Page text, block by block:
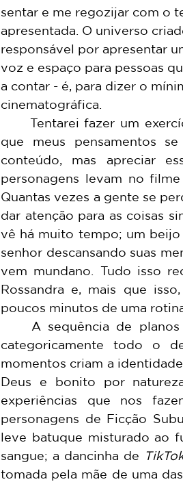
sentar e me regozijar com o
apresentada. O universo
responsável por apresentar
voz e espaço para pessoas
a contar - é, para dizer o
cinematográfica.
que meus pensamentos
conteúdo, mas apreciar
personagens levam no
Quantas vezes a gente se
dar atenção para as coisas
vê há muito tempo; um beijo
senhor descansando suas
vem mundano. Tudo isso
Rossandra e, mais que
poucos minutos de uma
categoricamente todo o
momentos criam a
Deus e bonito por
experiências que nos
personagens de Ficção
leve batuque misturado ao
sangue; a dancinha de
tomada pela mãe de uma